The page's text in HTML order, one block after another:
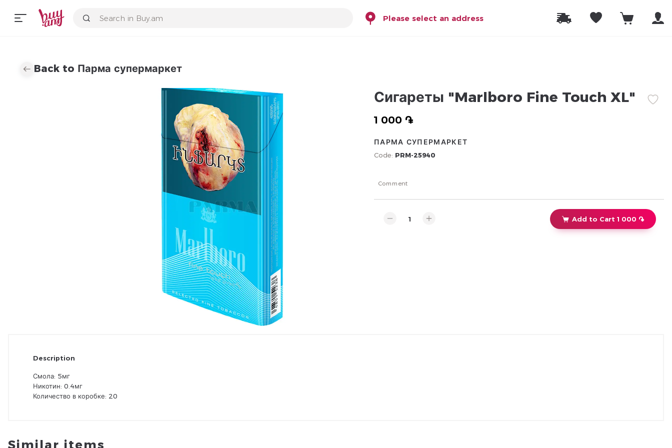
Please select an address
Back to Парма супермаркет
Сигареты "Marlboro Fine Touch XL"
1 000 ֏
ПАРМА СУПЕРМАРКЕТ
Code: PRM-25940
Comment
Add to Cart 1 000 ֏
Description
Смола: 5мг
Никотин: 0.4мг
Количество в коробке: 20
Similar items